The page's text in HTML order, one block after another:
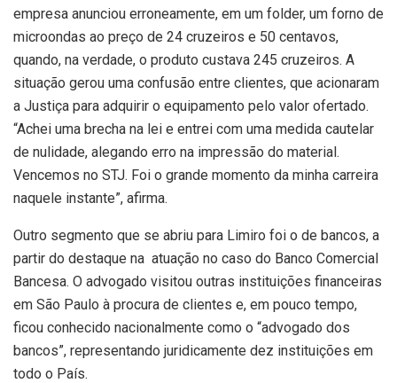
empresa anunciou erroneamente, em um folder, um forno de
microondas ao preço de 24 cruzeiros e 50 centavos,
quando, na verdade, o produto custava 245 cruzeiros. A
situação gerou uma confusão entre clientes, que acionaram
a Justiça para adquirir o equipamento pelo valor ofertado.
“Achei uma brecha na lei e entrei com uma medida cautelar
de nulidade, alegando erro na impressão do material.
Vencemos no STJ. Foi o grande momento da minha carreira
naquele instante”, afirma.
Outro segmento que se abriu para Limiro foi o de bancos, a
partir do destaque na atuação no caso do Banco Comercial
Bancesa. O advogado visitou outras instituições financeiras
em São Paulo à procura de clientes e, em pouco tempo,
ficou conhecido nacionalmente como o “advogado dos
bancos”, representando juridicamente dez instituições em
todo o País.